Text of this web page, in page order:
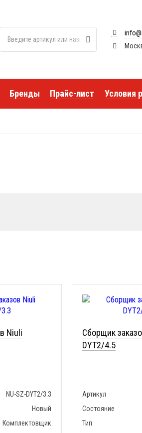
Бренды Прайс-лист Условия
Niuli
NU-SZ-DYT2/3.3
Новый
Комплектовщик
Сборщик
DYT2/4.5
Артикул
Состояние
Тип